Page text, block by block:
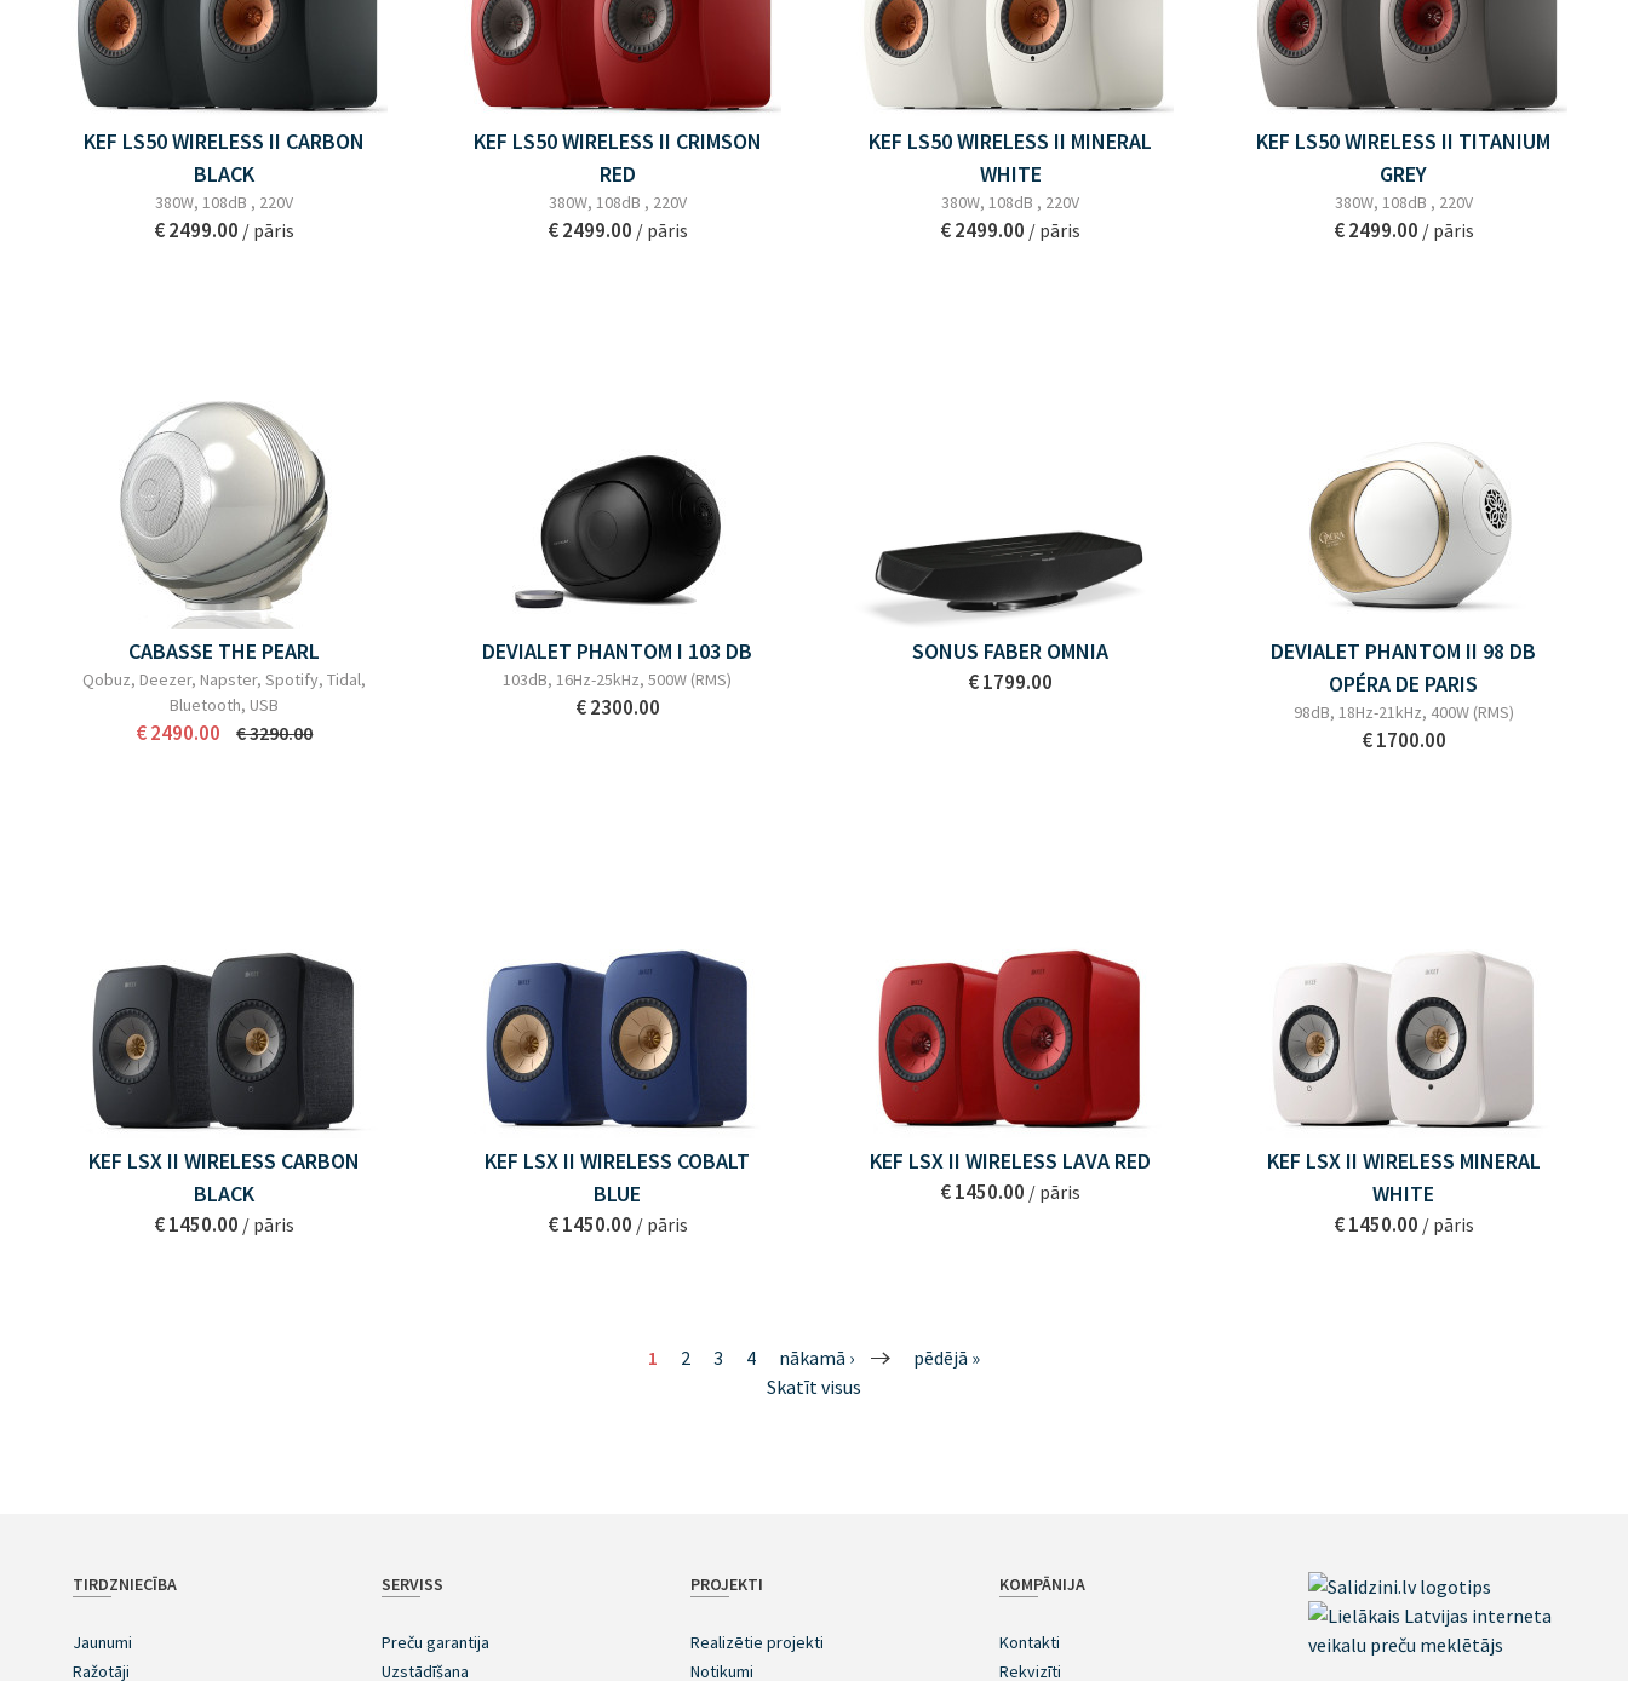
KEF LS50 WIRELESS II CARBON
BLACK
380W, 108dB , 220V
€ 2499.00 / pāris
KEF LS50 WIRELESS II CRIMSON
RED
380W, 108dB , 220V
€ 2499.00 / pāris
KEF LS50 WIRELESS II MINERAL
WHITE
380W, 108dB , 220V
€ 2499.00 / pāris
KEF LS50 WIRELESS II TITANIUM
GREY
380W, 108dB , 220V
€ 2499.00 / pāris
CABASSE THE PEARL
Qobuz, Deezer, Napster, Spotify, Tidal,
Bluetooth, USB
€ 2490.00 € 3290.00
DEVIALET PHANTOM I 103 DB
103dB, 16Hz-25kHz, 500W (RMS)
€ 2300.00
SONUS FABER OMNIA
€ 1799.00
DEVIALET PHANTOM II 98 DB
OPÉRA DE PARIS
98dB, 18Hz-21kHz, 400W (RMS)
€ 1700.00
KEF LSX II WIRELESS CARBON
BLACK
€ 1450.00 / pāris
KEF LSX II WIRELESS COBALT
BLUE
€ 1450.00 / pāris
KEF LSX II WIRELESS LAVA RED
€ 1450.00 / pāris
KEF LSX II WIRELESS MINERAL
WHITE
€ 1450.00 / pāris
1 2 3 4 nākamā ›
pēdējā »
Skatīt visus
TIRDZNIECĪBA
Jaunumi
Ražotāji
SERVISS
Preču garantija
Uzstādīšana
PROJEKTI
Realizētie projekti
Notikumi
KOMPĀNIJA
Kontakti
Rekvizīti